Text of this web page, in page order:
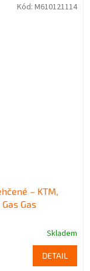
– KTM,
Gas
Skladem
DETAIL
Kód: M610121114